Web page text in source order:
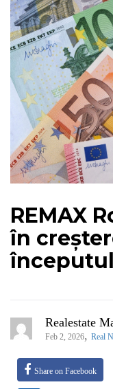
REMAX
în
Realestate
Feb 2, 2026, Real
Share on Facebook